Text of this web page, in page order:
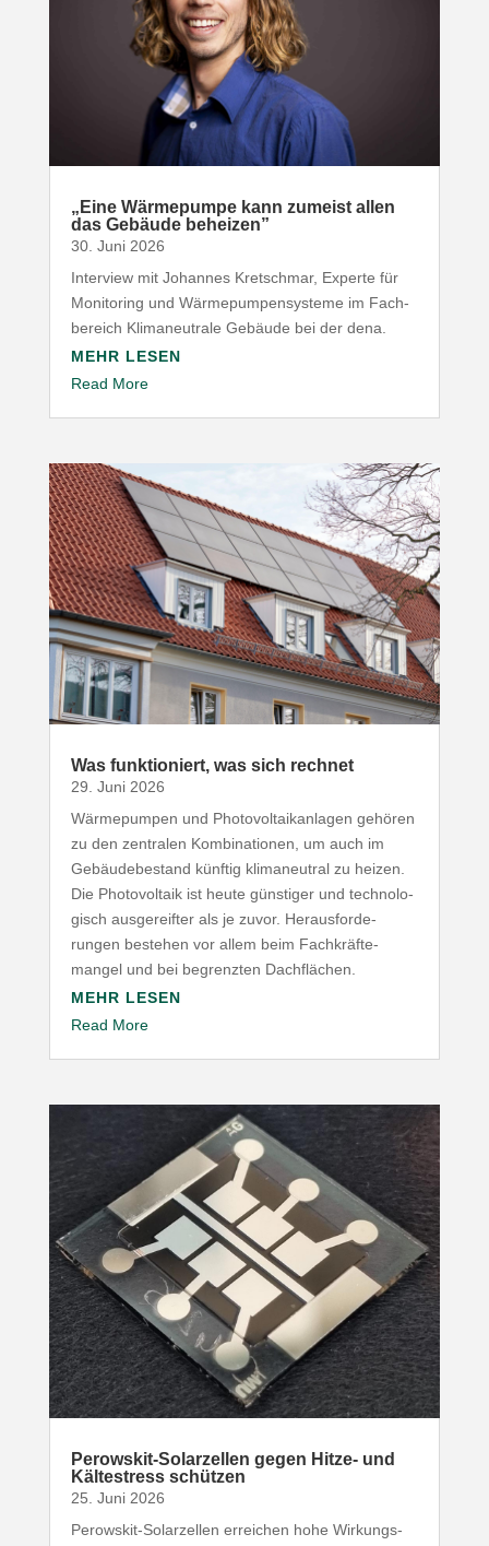
„ Eine Wärme­pumpe kann zumeist allen
das Gebäude beheizen”
30. Juni 2026
Interview mit Johannes Kret­schmar, Experte für
Moni­toring und Wärme­pum­pen­systeme im Fach­
be­reich Klima­neu­trale Gebäude bei der dena.
MEHR LESEN
Read More
Was funk­tio­niert, was sich rechnet
29. Juni 2026
Wärme­pumpen und Photo­vol­ta­ik­an­lagen gehören
zu den zentralen Kombi­na­tionen, um auch im
Gebäu­de­be­stand künftig klima­neutral zu heizen.
Die Photo­voltaik ist heute günstiger und tech­no­lo­
gisch ausge­reifter als je zuvor. Heraus­for­de­
rungen bestehen vor allem beim Fach­kräf­te­
mangel und bei begrenzten Dachflächen.
MEHR LESEN
Read More
Perowskit-​Solarzellen gegen Hitze- und
Kälte­stress schützen
25. Juni 2026
Perowskit-​Solarzellen erreichen hohe Wirkungs­